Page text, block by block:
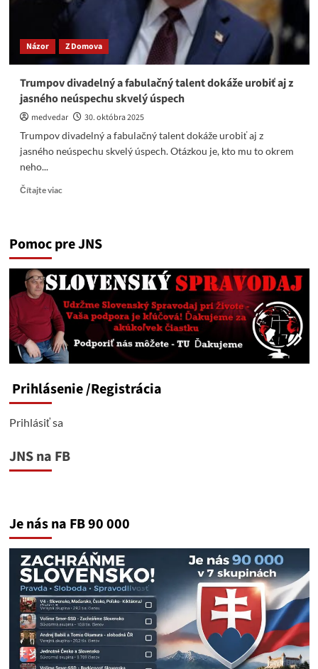
Názor Z Domova
Trumpov divadelný a fabulačný talent dokáže urobiť aj z
jasného neúspechu skvelý úspech
medvedar
30. októbra 2025
Trumpov divadelný a fabulačný talent dokáže urobiť aj z
jasného neúspechu skvelý úspech. Otázkou je, kto mu to okrem
neho...
Čítajte viacRead
divadelný
fabulačný
talent
urobiť
aj
z
jasného
neúspechu
úspech
Pomoc pre JNS
Prihlásenie/Registrácia
Prihlásiť sa
JNS na FB
Je nás na FB 90 000